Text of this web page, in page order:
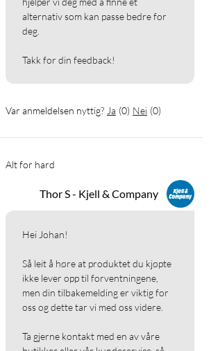
alternativ som kan passe bedre for
deg.
Takk for din feedback!
Var anmeldelsen nyttig? Ja (0) Nei (0)
Alt for hard
Thor S - Kjell & Company
Hei Johan!
Så leit å høre at produktet du kjøpte
ikke lever opp til forventningene,
men din tilbakemelding er viktig for
oss og dette tar vi med oss videre.
Ta gjerne kontakt med en av våre